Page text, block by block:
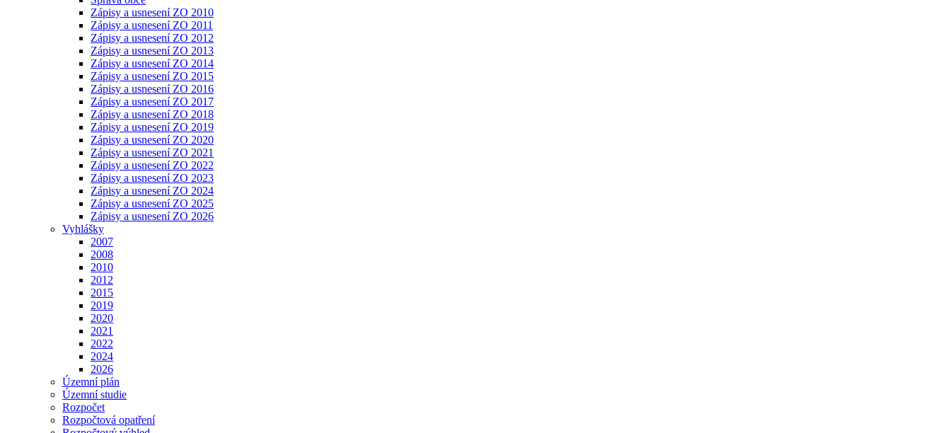
Zápisy a usnesení ZO 2010
Zápisy a usnesení ZO 2011
Zápisy a usnesení ZO 2012
Zápisy a usnesení ZO 2013
Zápisy a usnesení ZO 2014
Zápisy a usnesení ZO 2015
Zápisy a usnesení ZO 2016
Zápisy a usnesení ZO 2017
Zápisy a usnesení ZO 2018
Zápisy a usnesení ZO 2019
Zápisy a usnesení ZO 2020
Zápisy a usnesení ZO 2021
Zápisy a usnesení ZO 2022
Zápisy a usnesení ZO 2023
Zápisy a usnesení ZO 2024
Zápisy a usnesení ZO 2025
Zápisy a usnesení ZO 2026
Vyhlášky
2007
2008
2010
2012
2015
2019
2020
2021
2022
2024
2026
Územní plán
Územní studie
Rozpočet
Rozpočtová opatření